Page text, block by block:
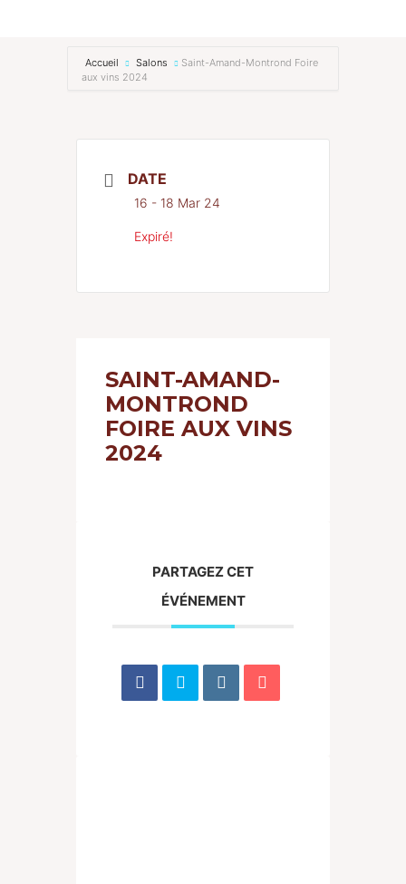
Accueil Salons
Saint-Amand-Montrond Foire
aux vins 2024
DATE
16 - 18 Mar 24
Expiré!
SAINT-AMAND-
MONTROND
FOIRE AUX VINS
2024
PARTAGEZ CET
ÉVÉNEMENT